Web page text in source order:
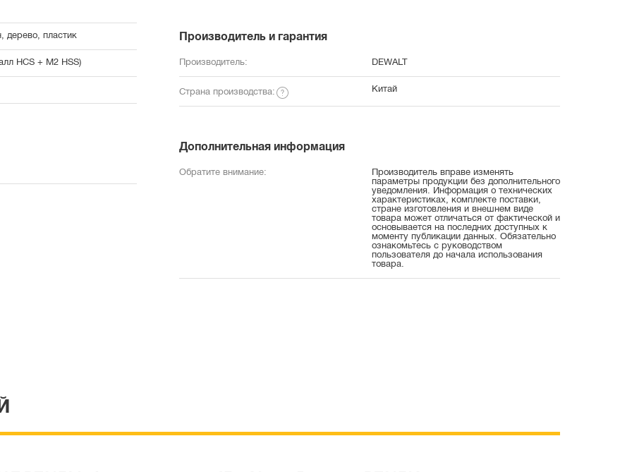
дерево, пластик
HCS + M2 HSS)
Производитель и гарантия
Производитель: DEWALT
Страна производства: Китай
Дополнительная информация
Обратите внимание:
Производитель вправе изменять
параметры продукции без дополнительного
уведомления. Информация о технических
характеристиках, комплекте поставки,
стране изготовления и внешнем виде
товара может отличаться от фактической и
основывается на последних доступных к
моменту публикации данных. Обязательно
ознакомьтесь с руководством
пользователя до начала использования
товара.